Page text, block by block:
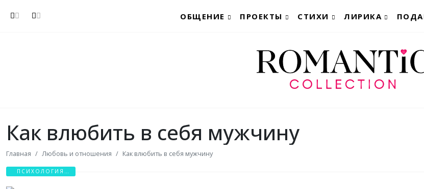
ОБЩЕНИЕ ПРОЕКТЫ СТИХИ ЛИРИКА
Как влюбить в себя мужчину
Главная Любовь и отношения Как влюбить в себя мужчину
ПСИХОЛОГИЯ